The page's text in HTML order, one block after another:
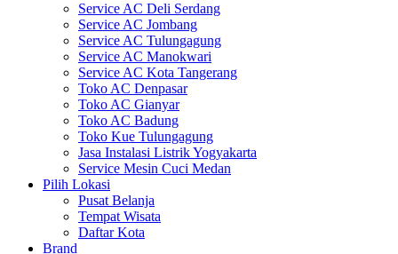
Service AC Deli Serdang
Service AC Jombang
Service AC Tulungagung
Service AC Manokwari
Service AC Kota Tangerang
Toko AC Denpasar
Toko AC Gianyar
Toko AC Badung
Toko Kue Tulungagung
Jasa Instalasi Listrik Yogyakarta
Service Mesin Cuci Medan
Pilih Lokasi
Pusat Belanja
Tempat Wisata
Daftar Kota
Brand